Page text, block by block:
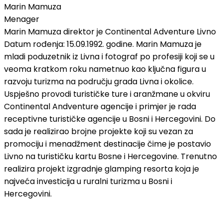
Marin Mamuza
Menager
Marin Mamuza direktor je Continental Adventure Livno
Datum rođenja: 15.09.1992. godine. Marin Mamuza je
mladi poduzetnik iz Livna i fotograf po profesiji koji se u
veoma kratkom roku nametnuo kao ključna figura u
razvoju turizma na području grada Livna i okolice.
Uspješno provodi turističke ture i aranžmane u okviru
Continental Andventure agencije i primjer je rada
receptivne turističke agencije u Bosni i Hercegovini. Do
sada je realizirao brojne projekte koji su vezan za
promociju i menadžment destinacije čime je postavio
Livno na turističku kartu Bosne i Hercegovine. Trenutno
realizira projekt izgradnje glamping resorta koja je
najveća investicija u ruralni turizma u Bosni i
Hercegovini.